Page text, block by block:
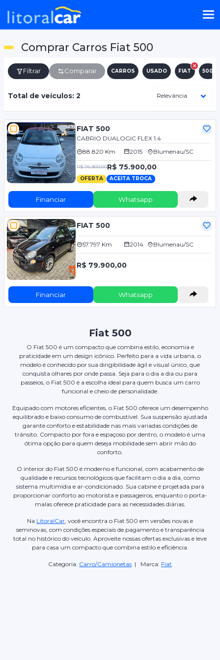
Comprar Carros Fiat 500
Filtrar Comparar CARROS USADO FIAT 500
Total de veículos: 2
FIAT 500
CABRIO DUALOGIC FLEX 1.4
88.820 Km
2015 Blumenau/SC
R$ 76.900,00R$ 75.900,00
OFERTA ACEITA TROCA
Financiar Whatsapp
FIAT 500
57.797 Km 2014 Blumenau/SC
R$ 79.900,00
Financiar Whatsapp
Fiat 500
O Fiat 500 é um compacto que combina estilo, economia e
praticidade em um design icônico. Perfeito para a vida urbana, o
modelo é conhecido por sua dirigibilidade ágil e visual único, que
conquista olhares por onde passa. Seja para o dia a dia ou para
passeios, o Fiat 500 é a escolha ideal para quem busca um carro
funcional e cheio de personalidade.
Equipado com motores eficientes, o Fiat 500 oferece um desempenho
equilibrado e baixo consumo de combustível. Sua suspensão ajustada
garante conforto e estabilidade nas mais variadas condições de
trânsito. Compacto por fora e espaçoso por dentro, o modelo é uma
ótima opção para quem deseja mobilidade sem abrir mão do
conforto.
O interior do Fiat 500 é moderno e funcional, com acabamento de
qualidade e recursos tecnológicos que facilitam o dia a dia, como
sistema multimídia e ar-condicionado. Sua cabine é projetada para
proporcionar conforto ao motorista e passageiros, enquanto o porta-
malas oferece praticidade para as necessidades diárias.
Na LitoralCar , você encontra o Fiat 500 em versões novas e
seminovas, com condições especiais de pagamento e transparência
total no histórico do veículo. Aproveite nossas ofertas exclusivas e leve
para casa um compacto que combina estilo e eficiência.
Categoria: Carro/Camionetas | Marca: Fiat